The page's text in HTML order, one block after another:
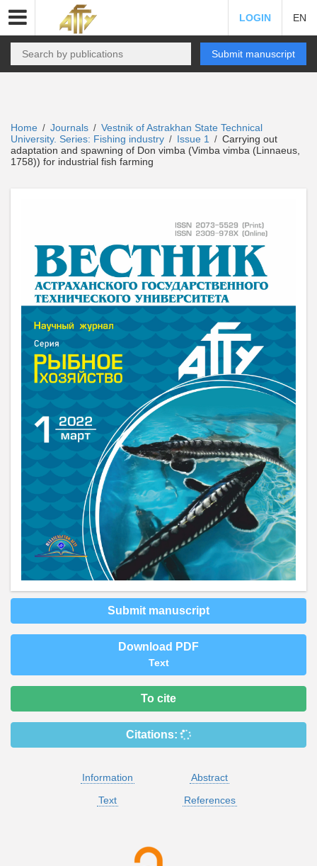
LOGIN EN
Submit manuscript
Home / Journals / Vestnik of Astrakhan State Technical
University. Series: Fishing industry / Issue 1 / Carrying out
adaptation and spawning of Don vimba (Vimba vimba (Linnaeus,
1758)) for industrial fish farming
Submit manuscript
Download PDF
Text
To cite
Citations:
Information
Abstract
Text
References